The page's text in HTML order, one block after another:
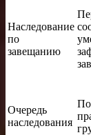
Наследование
по
завещанию
Очередь
наследования